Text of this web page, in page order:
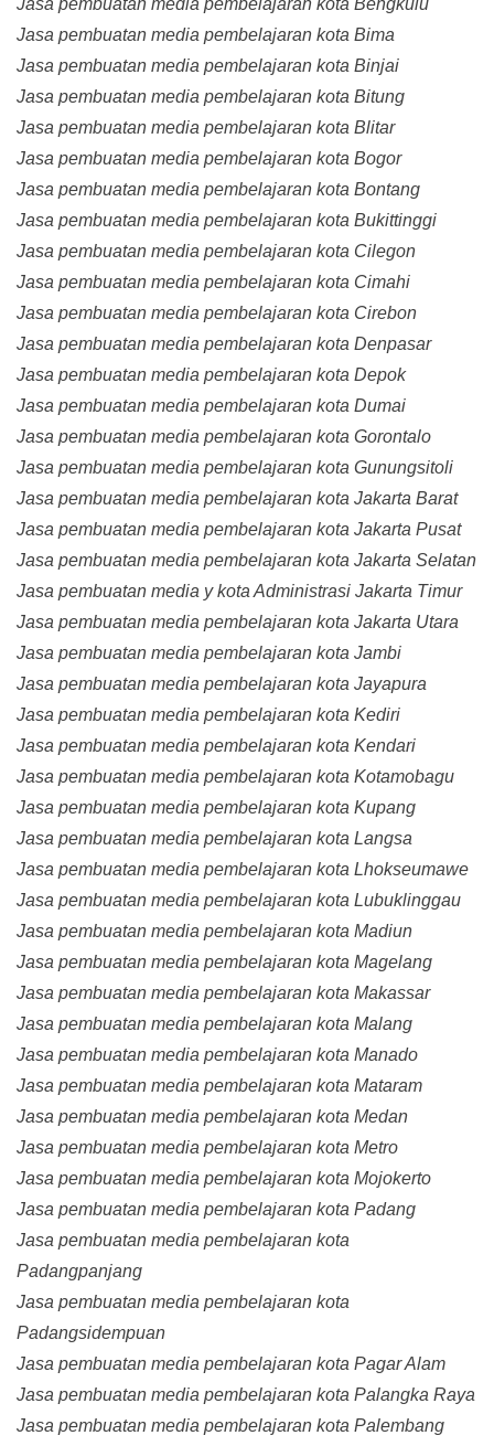
Jasa pembuatan media pembelajaran kota Bengkulu
Jasa pembuatan media pembelajaran kota Bima
Jasa pembuatan media pembelajaran kota Binjai
Jasa pembuatan media pembelajaran kota Bitung
Jasa pembuatan media pembelajaran kota Blitar
Jasa pembuatan media pembelajaran kota Bogor
Jasa pembuatan media pembelajaran kota Bontang
Jasa pembuatan media pembelajaran kota Bukittinggi
Jasa pembuatan media pembelajaran kota Cilegon
Jasa pembuatan media pembelajaran kota Cimahi
Jasa pembuatan media pembelajaran kota Cirebon
Jasa pembuatan media pembelajaran kota Denpasar
Jasa pembuatan media pembelajaran kota Depok
Jasa pembuatan media pembelajaran kota Dumai
Jasa pembuatan media pembelajaran kota Gorontalo
Jasa pembuatan media pembelajaran kota Gunungsitoli
Jasa pembuatan media pembelajaran kota Jakarta Barat
Jasa pembuatan media pembelajaran kota Jakarta Pusat
Jasa pembuatan media pembelajaran kota Jakarta Selatan
Jasa pembuatan media y kota Administrasi Jakarta Timur
Jasa pembuatan media pembelajaran kota Jakarta Utara
Jasa pembuatan media pembelajaran kota Jambi
Jasa pembuatan media pembelajaran kota Jayapura
Jasa pembuatan media pembelajaran kota Kediri
Jasa pembuatan media pembelajaran kota Kendari
Jasa pembuatan media pembelajaran kota Kotamobagu
Jasa pembuatan media pembelajaran kota Kupang
Jasa pembuatan media pembelajaran kota Langsa
Jasa pembuatan media pembelajaran kota Lhokseumawe
Jasa pembuatan media pembelajaran kota Lubuklinggau
Jasa pembuatan media pembelajaran kota Madiun
Jasa pembuatan media pembelajaran kota Magelang
Jasa pembuatan media pembelajaran kota Makassar
Jasa pembuatan media pembelajaran kota Malang
Jasa pembuatan media pembelajaran kota Manado
Jasa pembuatan media pembelajaran kota Mataram
Jasa pembuatan media pembelajaran kota Medan
Jasa pembuatan media pembelajaran kota Metro
Jasa pembuatan media pembelajaran kota Mojokerto
Jasa pembuatan media pembelajaran kota Padang
Jasa pembuatan media pembelajaran kota
Padangpanjang
Jasa pembuatan media pembelajaran kota
Padangsidempuan
Jasa pembuatan media pembelajaran kota Pagar Alam
Jasa pembuatan media pembelajaran kota Palangka Raya
Jasa pembuatan media pembelajaran kota Palembang